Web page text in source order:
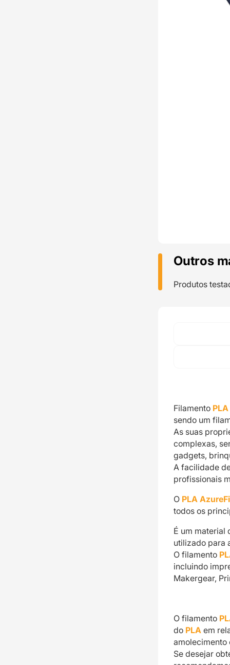
Outros
Produtos
Filamento
sendo um
As suas
complexas,
gadgets,
A facilidade
profissionais
O PLA
todos os
É um material
utilizado para
O filamento
incluindo
Makergear,
O filamento
do PLA em
amolecimento
Se desejar